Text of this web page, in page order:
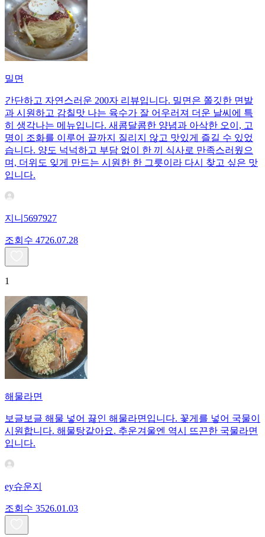
밀면
간단하고 자연스러운 200자 리뷰입니다. 밀면은 쫄깃한 면발
과 시원하고 감칠맛 나는 육수가 잘 어우러져 더운 날씨에 특
히 생각나는 메뉴입니다. 새콤달콤한 양념과 아삭한 오이, 고
명이 조화를 이루어 끝까지 질리지 않고 맛있게 즐길 수 있었
습니다. 양도 넉넉하고 부담 없이 한 끼 식사로 만족스러웠으
며, 더위도 잊게 만드는 시원한 한 그릇이라 다시 찾고 싶은 맛
입니다.
지니5697927
조회수 4726.07.28
1
해물라면
보글보글 해물 넣어 끓인 해물라면입니다. 꽃게를 넣어 국물이
시원합니다. 해물탕같아요. 추운겨울엔 역시 뜨끈한 국물라면
입니다.
ey슈운지
조회수 3526.01.03